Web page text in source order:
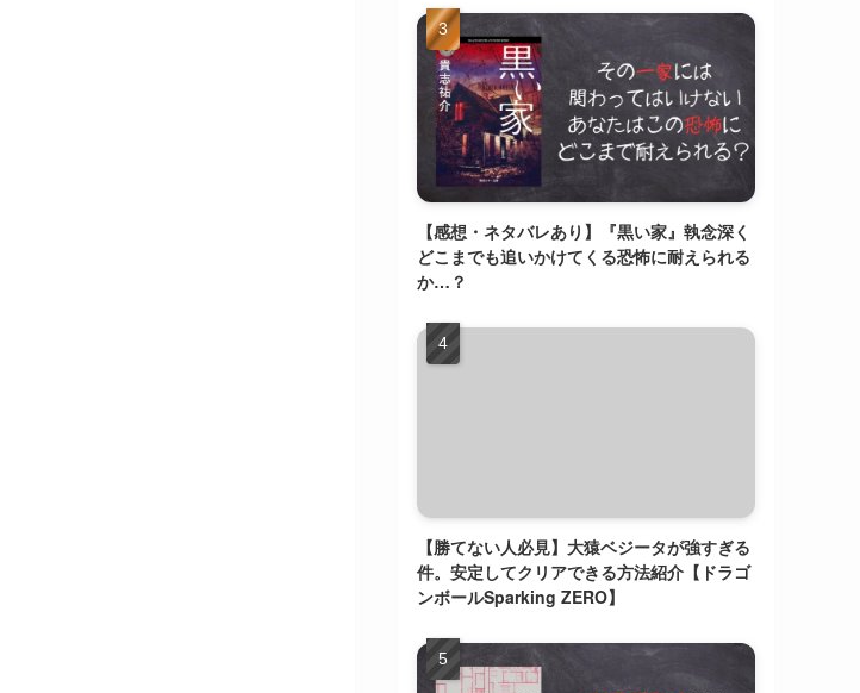
【感想・ネタバレあり】『黒い家』執念深く
どこまでも追いかけてくる恐怖に耐えられる
か…？
【勝てない人必見】大猿ベジータが強すぎる
件。安定してクリアできる方法紹介【ドラゴ
ンボールSparking ZERO】